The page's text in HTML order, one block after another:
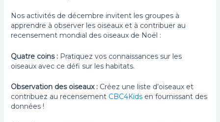
Nos activités de décembre invitent les groupes à
apprendre à observer les oiseaux et à contribuer au
recensement mondial des oiseaux de Noël :
Quatre coins : Pratiquez vos connaissances sur les
oiseaux avec ce défi sur les habitats.
Observation des oiseaux : Créez une liste d’oiseaux et
contribuez au recensement CBC4Kids en fournissant des
données !